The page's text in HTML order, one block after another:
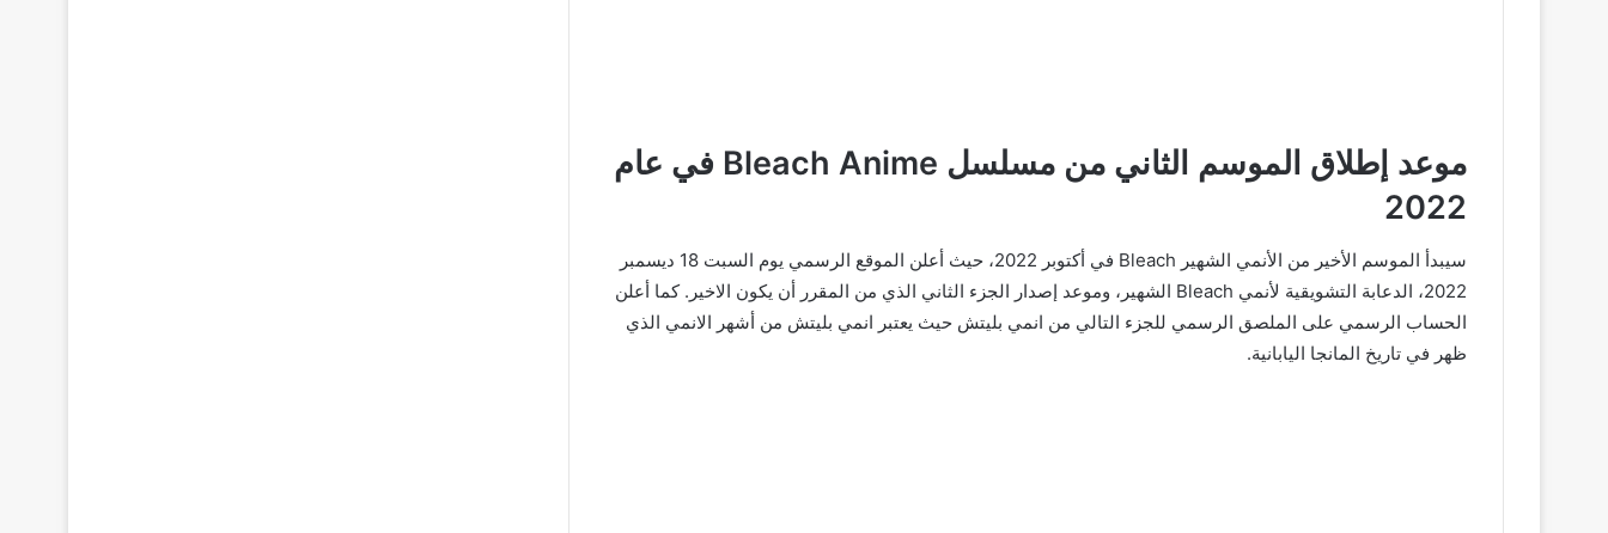
موعد إطلاق الموسم الثاني من مسلسل Bleach Anime في عام
2022
سيبدأ الموسم الأخير من الأنمي الشهير Bleach في أكتوبر 2022، حيث أعلن الموقع الرسمي يوم السبت 18 ديسمبر
2022، الدعابة التشويقية لأنمي Bleach الشهير، وموعد إصدار الجزء الثاني الذي من المقرر أن يكون الاخير. كما أعلن
الحساب الرسمي على الملصق الرسمي للجزء التالي من انمي بليتش حيث يعتبر انمي بليتش من أشهر الانمي الذي
ظهر في تاريخ المانجا اليابانية.